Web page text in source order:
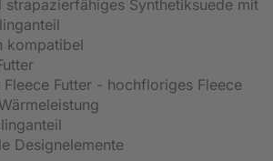
strapazierfähiges Synthetiksuede mit
kompatibel
Futter - hochfloriges Fleece
Designelemente